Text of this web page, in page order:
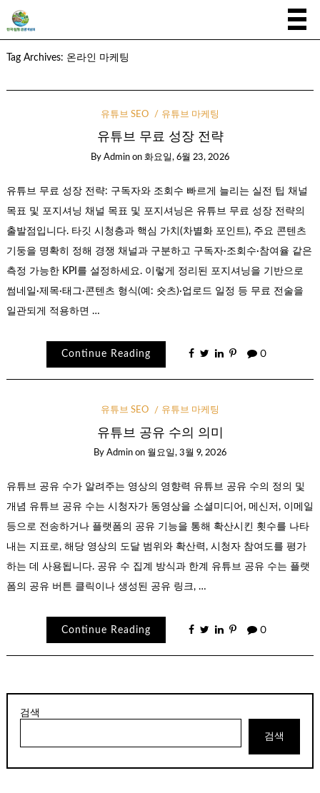
Tag Archives: 온라인 마케팅
유튜브 SEO 유튜브 마케팅
유튜브 무료 성장 전략
By Admin on 화요일, 6월 23, 2026
유튜브 무료 성장 전략: 구독자와 조회수 빠르게 늘리는 실전 팁 채널
목표 및 포지셔닝 채널 목표 및 포지셔닝은 유튜브 무료 성장 전략의
출발점입니다. 타깃 시청층과 핵심 가치(차별화 포인트), 주요 콘텐츠
기둥을 명확히 정해 경쟁 채널과 구분하고 구독자·조회수·참여율 같은
측정 가능한 KPI를 설정하세요. 이렇게 정리된 포지셔닝을 기반으로
썸네일·제목·태그·콘텐츠 형식(예: 숏츠)·업로드 일정 등 무료 전술을
일관되게 적용하면 …
Continue Reading 0
유튜브 SEO 유튜브 마케팅
유튜브 공유 수의 의미
By Admin on 월요일, 3월 9, 2026
유튜브 공유 수가 알려주는 영상의 영향력 유튜브 공유 수의 정의 및
개념 유튜브 공유 수는 시청자가 동영상을 소셜미디어, 메신저, 이메일
등으로 전송하거나 플랫폼의 공유 기능을 통해 확산시킨 횟수를 나타
내는 지표로, 해당 영상의 도달 범위와 확산력, 시청자 참여도를 평가
하는 데 사용됩니다. 공유 수 집계 방식과 한계 유튜브 공유 수는 플랫
폼의 공유 버튼 클릭이나 생성된 공유 링크, …
Continue Reading 0
검색
검색